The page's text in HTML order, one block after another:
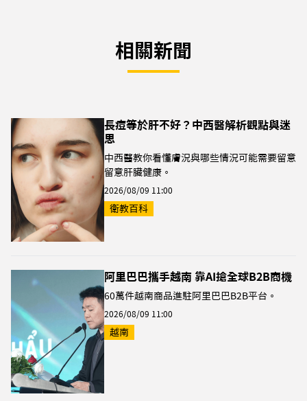
相關新聞
長痘等於肝不好？中西醫解析觀點與迷
思
中西醫教你看懂膚況與哪些情況可能需要留意
留意肝臟健康。
2026/08/09 11:00
衛教百科
阿里巴巴攜手越南 靠AI搶全球B2B商機
60萬件越南商品進駐阿里巴巴B2B平台。
2026/08/09 11:00
越南